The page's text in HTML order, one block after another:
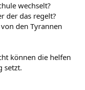
wechselt?
der das regelt?
den Tyrannen
können die helfen
setzt.